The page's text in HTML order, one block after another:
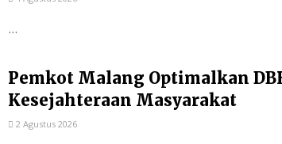
...
Pemkot Malang Optimalkan
Kesejahteraan Masyarakat
2 Agustus 2026